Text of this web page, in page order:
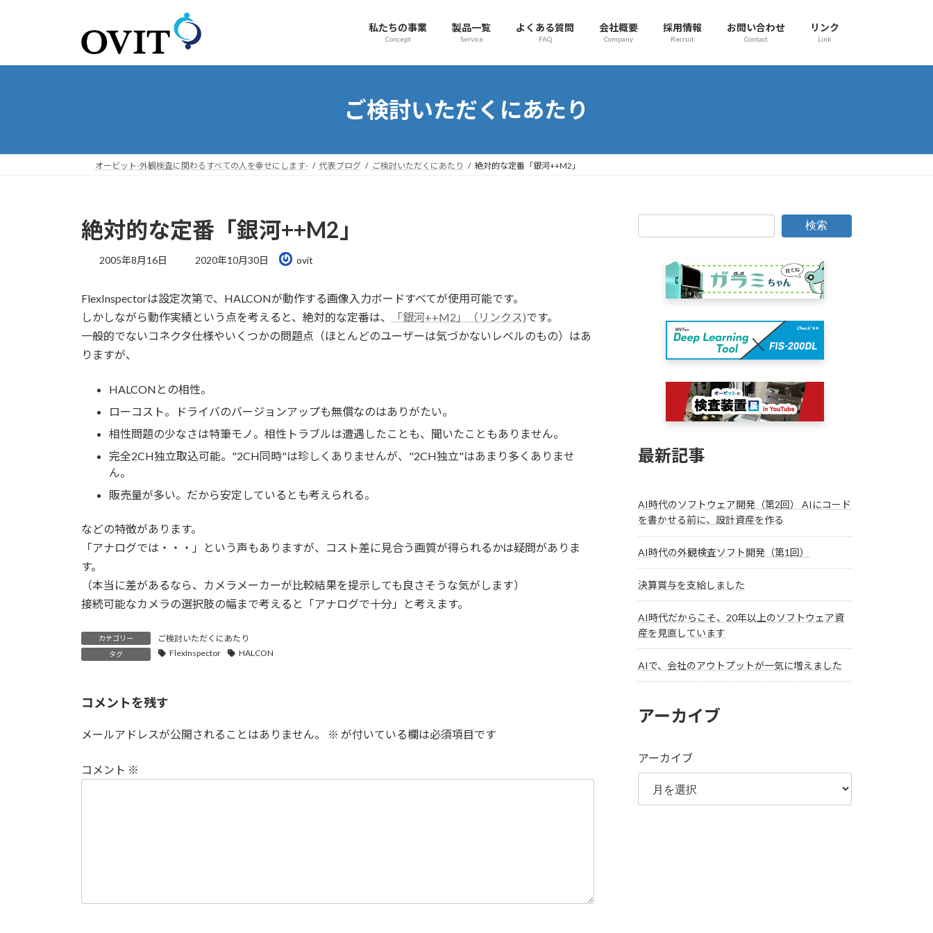
プ
動
私たちの事業
Concept
製品一覧
Service
よくある質問
FAQ
会社概要
Company
採用情報
Recruit
お問い合わせ
Contact
リンク
Link
ご検討いただくにあたり
オービット-外観検査に関わるすべての人を幸せにします- 代表ブログ ご検討いただくにあたり 絶対的な定番「銀河++M2」
絶対的な定番「銀河++M2」
2005年8月16日
最
新
日
:
2020年10月30日 ovit
FlexInspectorは設定次第で、HALCONが動作する画像入力ボードすべてが使用可能です。
しかしながら動作実績という点を考えると、絶対的な定番は、
「銀河++M2」（リンクス)です。
一般的でないコネクタ仕様やいくつかの問題点（ほとんどのユーザーは気づかないレベルのもの）はあ
りますが、
HALCONとの相性。
ローコスト。ドライバのバージョンアップも無償なのはありがたい。
相性問題の少なさは特筆モノ。相性トラブルは遭遇したことも、聞いたこともありません。
完全2CH独立取込可能。"2CH同時"は珍しくありませんが、"2CH独立"はあまり多くありませ
ん。
販売量が多い。だから安定しているとも考えられる。
などの特徴があります。
「アナログでは・・・」という声もありますが、コスト差に見合う画質が得られるかは疑問がありま
す。
（本当に差があるなら、カメラメーカーが比較結果を提示しても良さそうな気がします）
接続可能なカメラの選択肢の幅まで考えると「アナログで十分」と考えます。
カテゴリー ご検討いただくにあたり
タグ FlexInspector HALCON
コメントを残す
メールアドレスが公開されることはありません。 ※ が付いている欄は必須項目です
コメント ※
検索
最新記事
AI時代のソフトウェア開発（第2回） AIにコード
を書かせる前に、設計資産を作る
AI時代の外観検査ソフト開発（第1回）
決算賞与を支給しました
AI時代だからこそ、20年以上のソフトウェア資
産を見直しています
AIで、会社のアウトプットが一気に増えました
アーカイブ
アーカイブ